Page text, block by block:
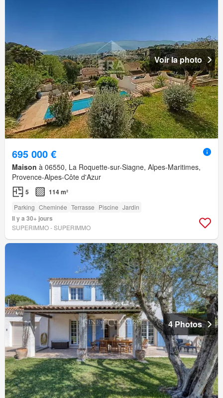
Voir la photo
695 000 €
Maison à 06550, La Roquette-sur-Siagne, Alpes-Maritimes,
Provence-Alpes-Côte d'Azur
5 114 m²
Parking Cheminée Terrasse Piscine Jardin
Il y a 30+ jours
SUPERIMMO - SUPERIMMO
4 Photos